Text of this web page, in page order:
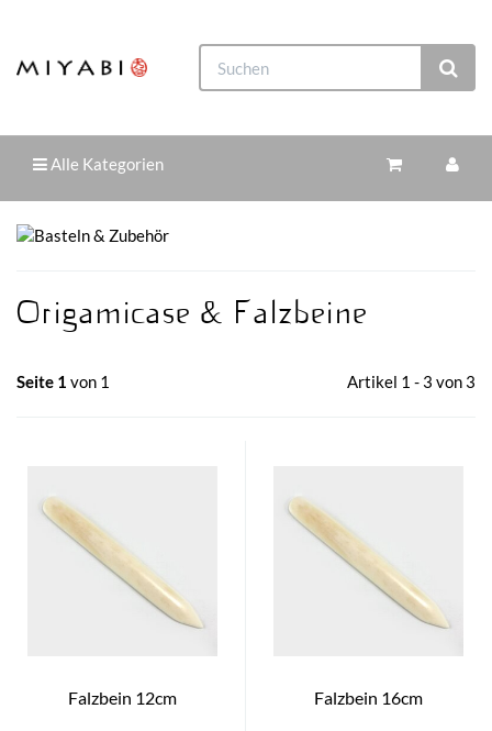
Alle Kategorien
Origamicase & Falzbeine
Seite 1 von 1 Artikel 1 - 3 von 3
Falzbein 12cm Falzbein 16cm